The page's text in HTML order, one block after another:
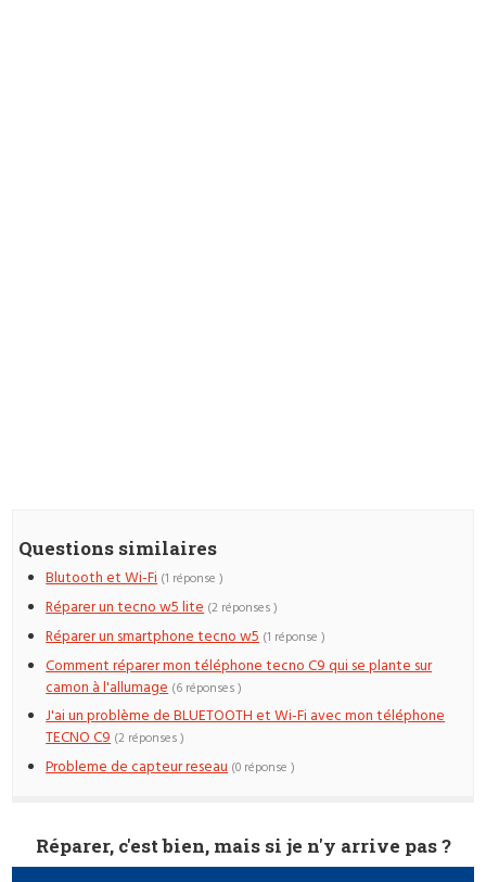
Questions similaires
Blutooth et Wi-Fi (1 réponse )
Réparer un tecno w5 lite (2 réponses )
Réparer un smartphone tecno w5 (1 réponse )
Comment réparer mon téléphone tecno C9 qui se plante sur
camon à l'allumage (6 réponses )
J'ai un problème de BLUETOOTH et Wi-Fi avec mon téléphone
TECNO C9 (2 réponses )
Probleme de capteur reseau (0 réponse )
Réparer, c'est bien, mais si je n'y arrive pas ?